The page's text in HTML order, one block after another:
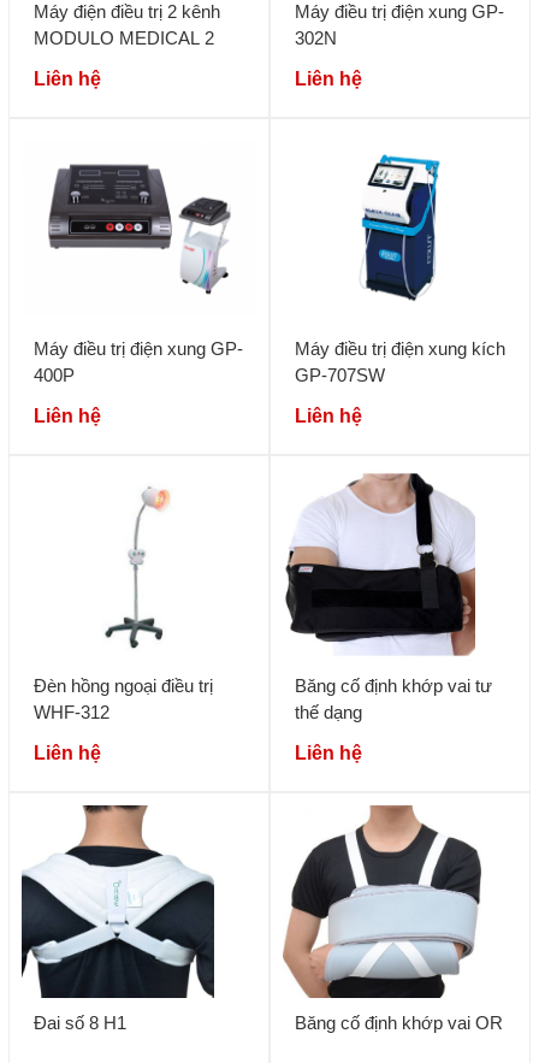
Máy điện điều trị 2 kênh
MODULO MEDICAL 2
Liên hệ
Máy điều trị điện xung GP-
302N
Liên hệ
Máy điều trị điện xung GP-
400P
Liên hệ
Máy điều trị điện xung kích
GP-707SW
Liên hệ
Đèn hồng ngoại điều trị
WHF-312
Liên hệ
Băng cố định khớp vai tư
thế dạng
Liên hệ
Đai số 8 H1 Băng cố định khớp vai OR